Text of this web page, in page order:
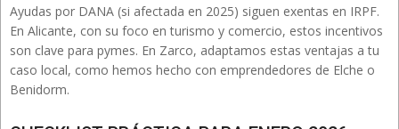
Ayudas por DANA (si afectada en 2025) siguen exentas en IRPF.
En Alicante, con su foco en turismo y comercio, estos incentivos
son clave para pymes. En Zarco, adaptamos estas ventajas a tu
caso local, como hemos hecho con emprendedores de Elche o
Benidorm.